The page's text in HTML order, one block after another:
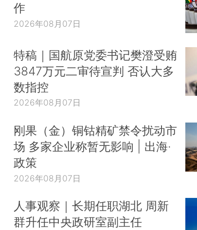
作
2026年08月07日
特稿｜国航原党委书记樊澄受贿
3847万元二审待宣判 否认大多
数指控
2026年08月07日
刚果（金）铜钴精矿禁令扰动市
场 多家企业称暂无影响 | 出海·
政策
2026年08月07日
人事观察｜长期任职湖北 周新
群升任中央政研室副主任